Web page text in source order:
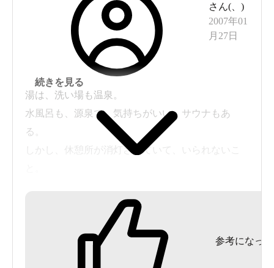
さん(
)
2007年01
月27日
湯は、洗い場も温泉。
水風呂も、源泉で、気持ちがいい。サウナもあ
る。
しかし、休憩所が消灯されていて、いられないこ
脱衣所と雰囲気が暗いので減点しました。
続きを見る
参考になった